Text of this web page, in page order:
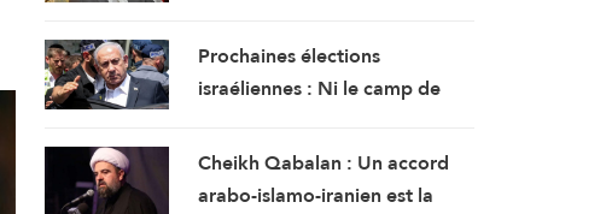
confrontation avec Sanaa
visent à maintenir le Yémen
Prochaines élections
israéliennes : Ni le camp de
disposent d’une majorité
suffisante pour former un
Cheikh Qabalan : Un accord
arabo-islamo-iranien est la